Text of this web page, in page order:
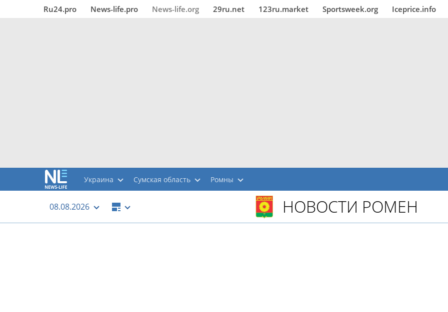
Ru24.pro News‑life.pro News‑life.org 29ru.net 123ru.market Sportsweek.org Iceprice.info
Украина Сумская область Ромны
08.08.2026 НОВОСТИ РОМЕН